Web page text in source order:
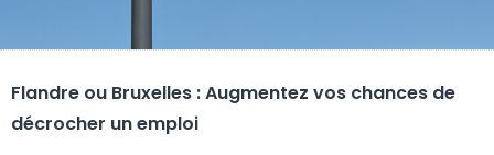
Flandre ou Bruxelles : Augmentez vos chances de
décrocher un emploi